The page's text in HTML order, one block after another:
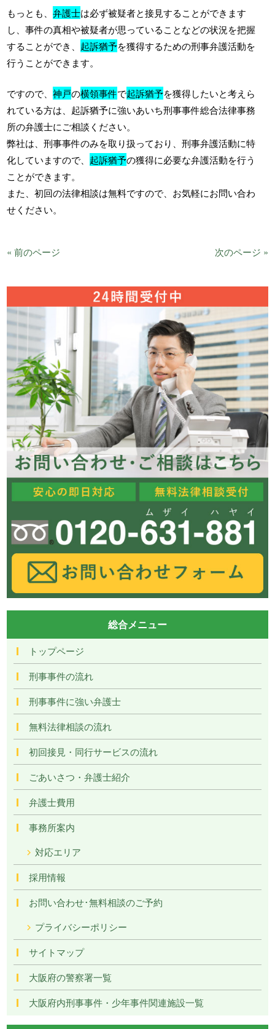
もっとも、弁護士は必ず被疑者と接見することができます
し、事件の真相や被疑者が思っていることなどの状況を把握
することができ、 起訴猶予を獲得するための刑事弁護活動を
行うことができます。
ですので、神戸の横領事件で起訴猶予を獲得したいと考えら
れている方は、起訴猶予に強いあいち刑事事件総合法律事務
所の弁護士にご相談ください。
弊社は、刑事事件のみを取り扱っており、刑事弁護活動に特
化していますので、 起訴猶予の獲得に必要な弁護活動を行う
ことができます。
また、初回の法律相談は無料ですので、お気軽にお問い合わ
せください。
« 前のページ 次のページ »
総合メニュー
トップページ
刑事事件の流れ
刑事事件に強い弁護士
無料法律相談の流れ
初回接見・同行サービスの流れ
ごあいさつ・弁護士紹介
弁護士費用
事務所案内
対応エリア
採用情報
お問い合わせ･無料相談のご予約
プライバシーポリシー
サイトマップ
大阪府の警察署一覧
大阪府内刑事事件・少年事件関連施設一覧